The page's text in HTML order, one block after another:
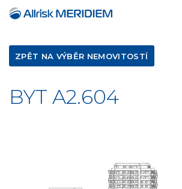
BYT A2.604
ZPĚT NA VÝBĚR NEMOVITOSTÍ